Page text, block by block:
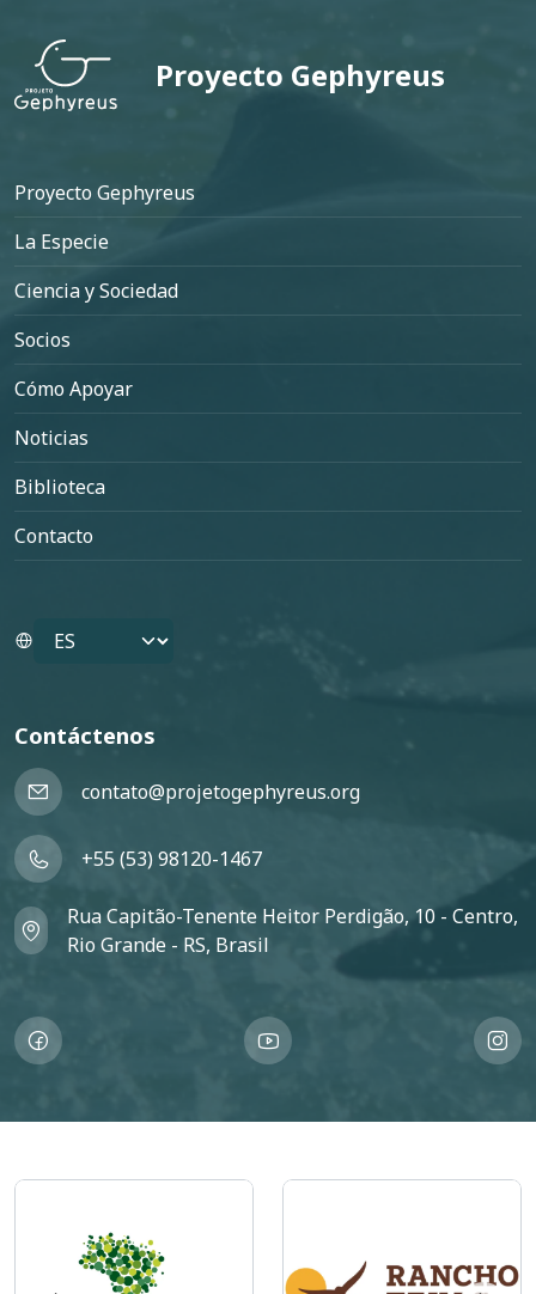
Proyecto Gephyreus
Pie de página
Proyecto Gephyreus
La Especie
Ciencia y Sociedad
Socios
Cómo Apoyar
Noticias
Biblioteca
Contacto
Select your language
Contáctenos
contato@projetogephyreus.org
+55 (53) 98120-1467
Rua Capitão-Tenente Heitor Perdigão, 10 - Centro,
Rio Grande - RS, Brasil
Imagem Imagem